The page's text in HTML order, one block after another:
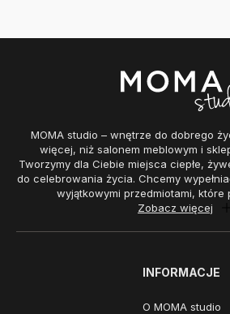
MOMA studio – wnętrze do dobrego
więcej, niż salonem meblowym i
Tworzymy dla Ciebie miejsca ciepłe,
do celebrowania życia. Chcemy
wyjątkowymi przedmiotami, które
Zobacz więcej
INFORMACJE
O MOMA studio